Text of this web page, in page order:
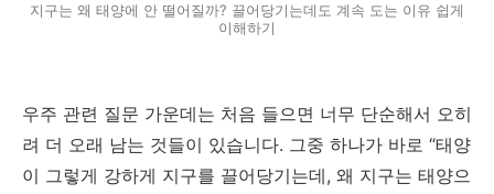
지구는 왜 태양에 안 떨어질까? 끌어당기는데도 계속 도는 이유 쉽게
이해하기
우주 관련 질문 가운데는 처음 들으면 너무 단순해서 오히
려 더 오래 남는 것들이 있습니다. 그중 하나가 바로 “태양
이 그렇게 강하게 지구를 끌어당기는데, 왜 지구는 태양으